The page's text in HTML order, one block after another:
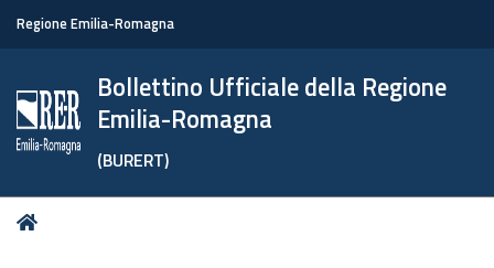
Regione Emilia-Romagna
Bollettino Ufficiale della Regione
Emilia-Romagna
(BURERT)
Tu